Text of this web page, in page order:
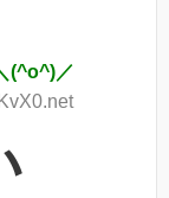
(^o^)／